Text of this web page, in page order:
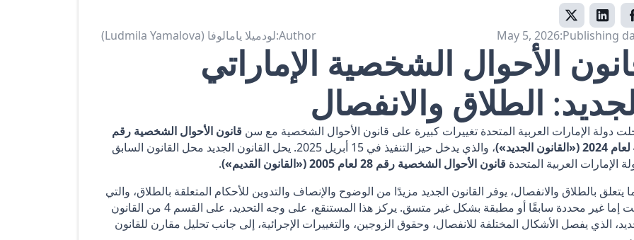
Publishing
May 5, 2026
Author: لودميلا يامالوفا (Ludmila Yamalova)
الأحوال الشخصية الإماراتي
الطلاق والانفصال
دولة الإمارات العربية المتحدة تغييرات كبيرة على قانون الأحوال الشخصية مع سنقانون الأحوال الشخصية رقم
، والذي يدخل حيز التنفيذ في 15 أبريل 2025. يحل القانون الجديد محل القانون السابق
الإمارات العربية المتحدةقانون الأحوال الشخصية رقم 28 لعام 2005 («القانون القديم»)
.
يتعلق بالطلاق والانفصال، يوفر القانون الجديد مزيدًا من الوضوح والإنصاف والتدوين للأحكام المتعلقة بالطلاق، والتي
كانت إما غير محددة سابقًا أو مطبقة بشكل غير متسق. يركز هذا المستنقع، على وجه التحديد، على القسم 4 من القانون
الذي يفصل الأشكال المختلفة للانفصال، وحقوق الزوجين، والتغييرات الإجرائية، إلى جانب تحليل مقارن للقانون